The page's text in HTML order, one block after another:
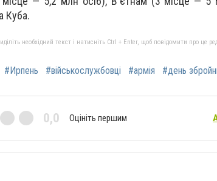
Куба.
необхідний текст і натисніть Ctrl + Enter, щоб повідомити про це
#Ирпень #військослужбовці #армія #день
0,0 Оцініть першим